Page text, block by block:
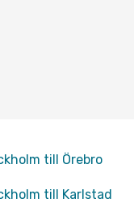
till Örebro
till Karlstad